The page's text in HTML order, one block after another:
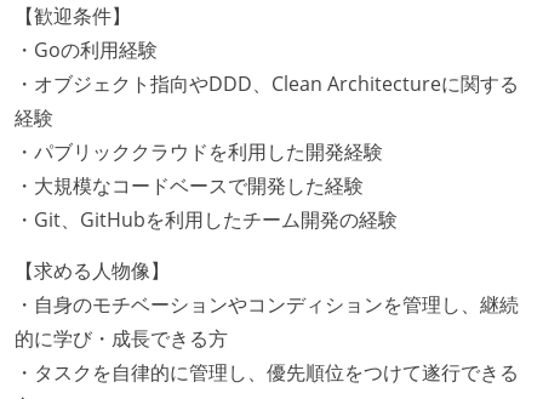
【歓迎条件】
・Goの利用経験
・オブジェクト指向やDDD、Clean Architectureに関する
経験
・パブリッククラウドを利用した開発経験
・大規模なコードベースで開発した経験
・Git、GitHubを利用したチーム開発の経験
【求める人物像】
・自身のモチベーションやコンディションを管理し、継続
的に学び・成長できる方
・タスクを自律的に管理し、優先順位をつけて遂行できる